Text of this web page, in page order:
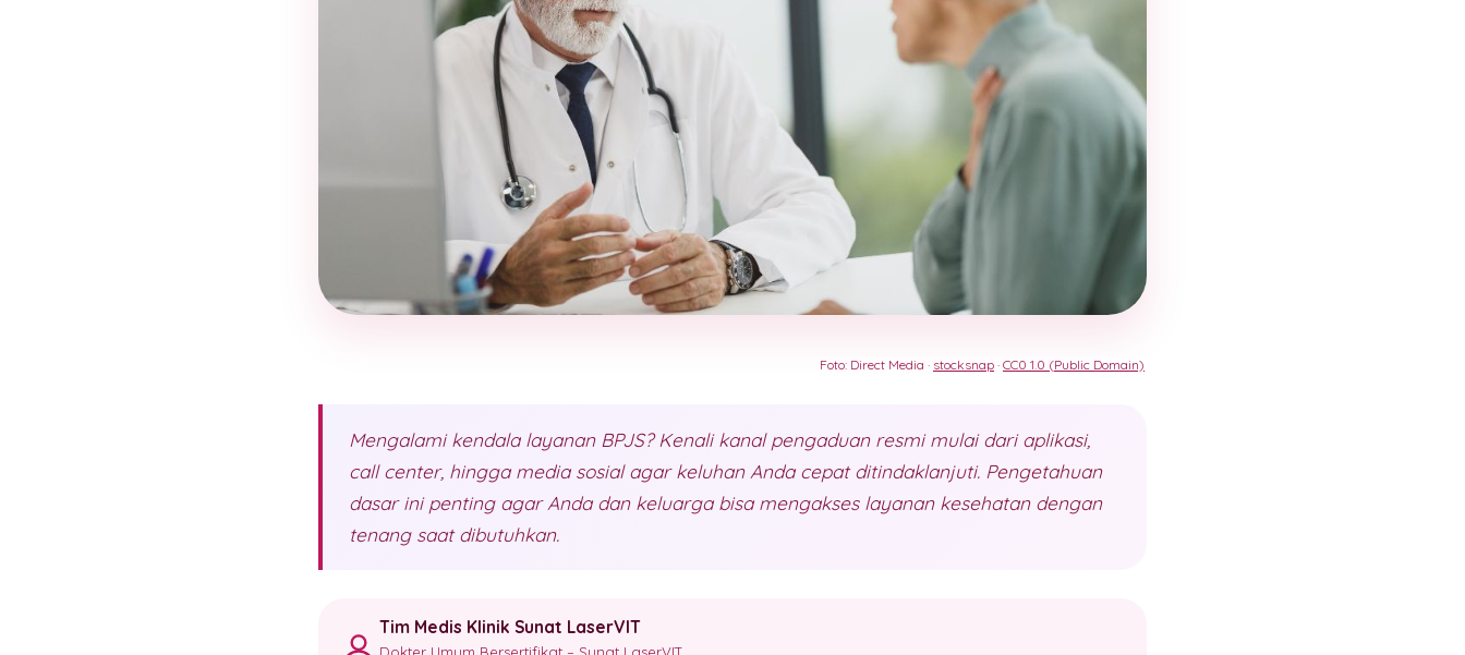
Foto: Direct Media · stocksnap · CC0 1.0 (Public Domain)
Mengalami kendala layanan BPJS? Kenali kanal pengaduan resmi mulai dari aplikasi,
call center, hingga media sosial agar keluhan Anda cepat ditindaklanjuti. Pengetahuan
dasar ini penting agar Anda dan keluarga bisa mengakses layanan kesehatan dengan
tenang saat dibutuhkan.
Tim Medis Klinik Sunat LaserVIT
Dokter Umum Bersertifikat – Sunat LaserVIT